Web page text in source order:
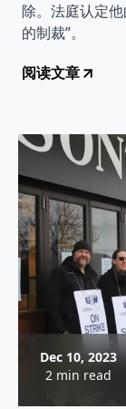
除。法庭认定
的制裁”。
阅读文章
Dec 10, 2023
2 min read